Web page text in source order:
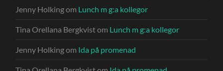
Jenny Holkingom Lunch m g:a kollegor
Tina Orellana Bergkvistom Lunch m g:a kollegor
Jenny Holkingom Ida på promenad